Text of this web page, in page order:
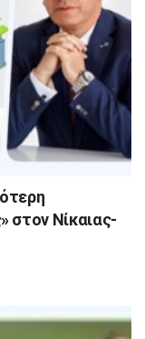
στον Νίκαιας-